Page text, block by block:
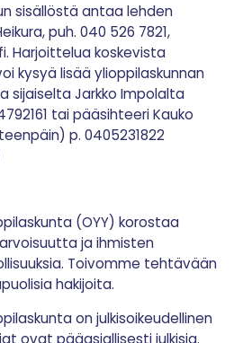
sisällöstä antaa lehden
puh. 040 526 7821,
Harjoittelua koskevista
kysyä lisää ylioppilaskunnan
sijaiselta Jarkko Impolalta
tai pääsihteeri Kauko
p. 0405231822
(OYY) korostaa
ja ihmisten
Toivomme tehtävään
hakijoita.
on julkisoikeudellinen
ovat pääasiallisesti julkisia.